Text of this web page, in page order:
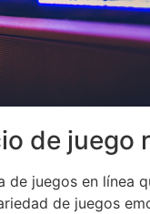
de juego
juegos en
de juegos